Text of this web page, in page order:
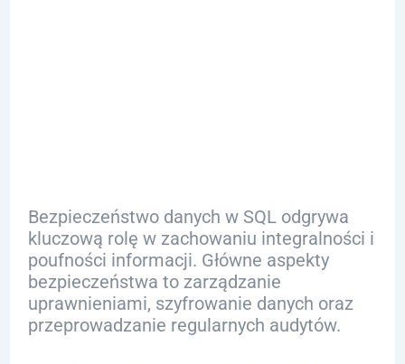
Bezpieczeństwo danych w SQL odgrywa
kluczową rolę w zachowaniu integralności i
poufności informacji. Główne aspekty
bezpieczeństwa to zarządzanie
uprawnieniami, szyfrowanie danych oraz
przeprowadzanie regularnych audytów.